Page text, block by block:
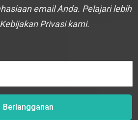
email Anda. Pelajari lebih
Privasi kami.
Berlangganan